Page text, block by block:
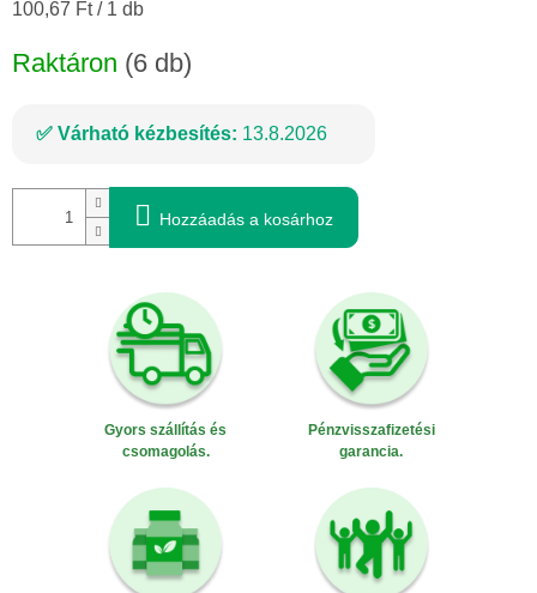
Egységár:
100,67 Ft / 1 db
Raktáron (6 db)
Várható kézbesítés: 13.8.2026
Hozzáadás a kosárhoz
Gyors szállítás és
csomagolás.
Pénzvisszafizetési
garancia.